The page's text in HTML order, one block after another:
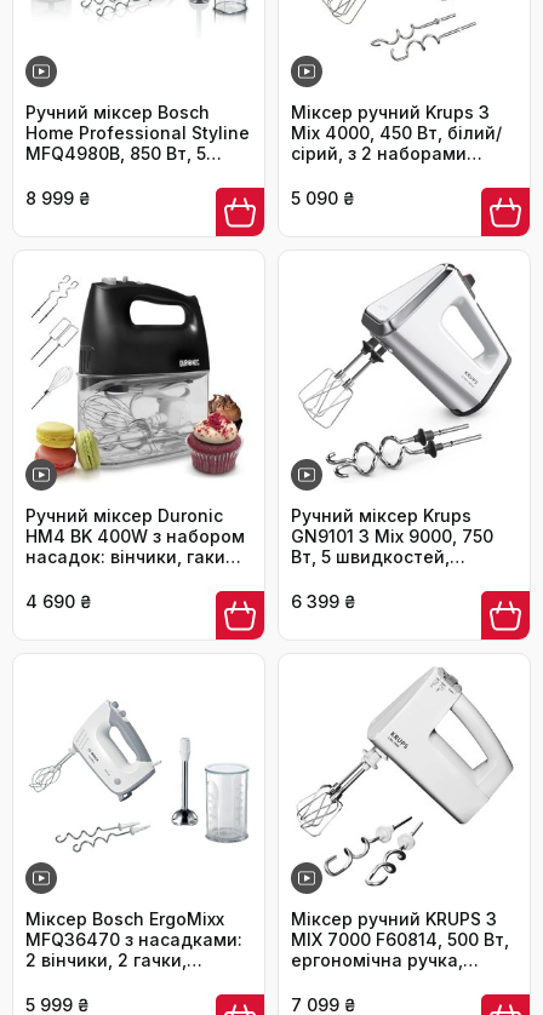
Ручний міксер Bosch
Home Professional Styline
MFQ4980B, 850 Вт, 5
нержавіючі вінчики та
гаки, насадка-блендер,
подрібнювач, чорний/
темне срібло
8 999 ₴
Міксер ручний Krups 3
Mix 4000, 450 Вт, білий/
сірий, з 2 наборами
гаки)
5 090 ₴
Ручний міксер Duronic
HM4 BK 400W з набором
насадок: вінчики, гаки
тіста та збивання яєць
4 690 ₴
Ручний міксер Krups
GN9101 3 Mix 9000, 750
Вт, 5 швидкостей,
режим, ергономічна
вінчик і гак для тіста,
біло-сріблястий
6 399 ₴
Міксер Bosch ErgoMixx
MFQ36470 з насадками:
2 вінчики, 2 гачки,
нержавіючої сталі,
5 999 ₴
Міксер ручний KRUPS 3
MIX 7000 F60814, 500 Вт,
ергономічна ручка,
швидкості, турборежим,
7 099 ₴